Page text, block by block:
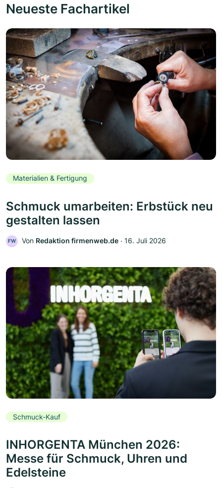
Neueste Fachartikel
Materialien & Fertigung
Schmuck umarbeiten: Erbstück neu
gestalten lassen
FW Von Redaktion firmenweb.de ‧ 16. Juli 2026
Schmuck-Kauf
INHORGENTA München 2026:
Messe für Schmuck, Uhren und
Edelsteine